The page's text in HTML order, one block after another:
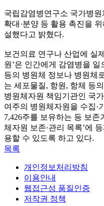
국립감염병연구소 국가병
확대·분양 등 활용 촉진을
설했다고 밝혔다.
보건의료 연구나 산업에 실
원’은 인간에게 감염병을
등의 병원체 정보나 병원체
는 세포물질, 항원, 항체 등
병원체자원 책임기관인 국
여주의 병원체자원을 수집·
7,426주를 보유하는 등 보존
체자원 보존·관리 목록’에
용할 수 있도록 하고 있다.
목록
개인정보처리방침
이용안내
웹접근성 품질인증
저작권 정책